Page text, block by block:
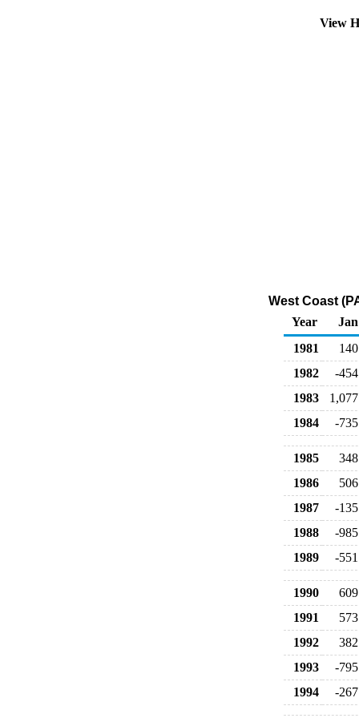
View
West Coast
Year
Jan
1981
140
1982
-454
1983
1,077
1984
-735
1985
348
1986
506
1987
-135
1988
-985
1989
-551
1990
609
1991
573
1992
382
1993
-795
1994
-267